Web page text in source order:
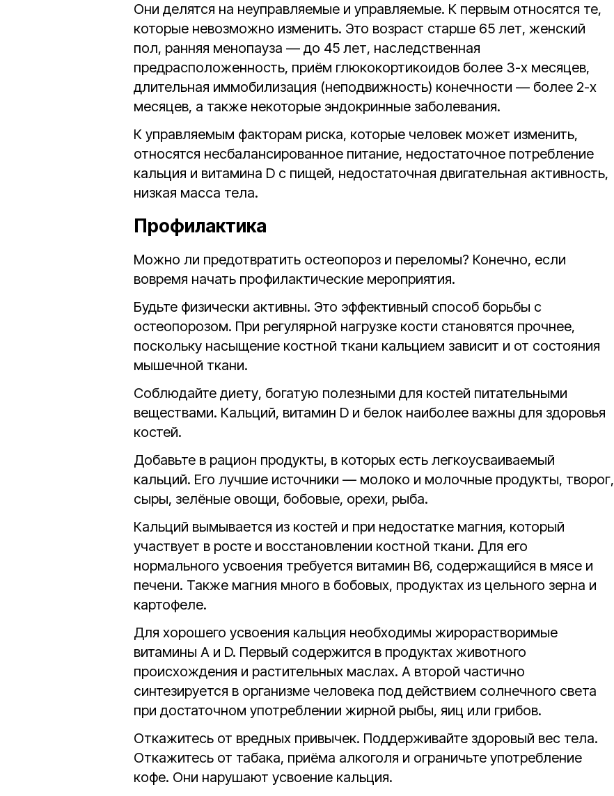
Они делятся на неуправляемые и управляемые. К первым относятся те,
которые невозможно изменить. Это возраст старше 65 лет, женский
пол, ранняя менопауза — до 45 лет, наследственная
предрасположенность, приём глюкокортикоидов более 3-х месяцев,
длительная иммобилизация (неподвижность) конечности — более 2-х
месяцев, а также некоторые эндокринные заболевания.
К управляемым факторам риска, которые человек может изменить,
относятся несбалансированное питание, недостаточное потребление
кальция и витамина D c пищей, недостаточная двигательная активность,
низкая масса тела.
Профилактика
Можно ли предотвратить остеопороз и переломы? Конечно, если
вовремя начать профилактические мероприятия.
Будьте физически активны. Это эффективный способ борьбы с
остеопорозом. При регулярной нагрузке кости становятся прочнее,
поскольку насыщение костной ткани кальцием зависит и от состояния
мышечной ткани.
Соблюдайте диету, богатую полезными для костей питательными
веществами. Кальций, витамин D и белок наиболее важны для здоровья
костей.
Добавьте в рацион продукты, в которых есть легкоусваиваемый
кальций. Его лучшие источники — молоко и молочные продукты, творог,
сыры, зелёные овощи, бобовые, орехи, рыба.
Кальций вымывается из костей и при недостатке магния, который
участвует в росте и восстановлении костной ткани. Для его
нормального усвоения требуется витамин В6, содержащийся в мясе и
печени. Также магния много в бобовых, продуктах из цельного зерна и
картофеле.
Для хорошего усвоения кальция необходимы жирорастворимые
витамины А и D. Первый содержится в продуктах животного
происхождения и растительных маслах. А второй частично
синтезируется в организме человека под действием солнечного света
при достаточном употреблении жирной рыбы, яиц или грибов.
Откажитесь от вредных привычек. Поддерживайте здоровый вес тела.
Откажитесь от табака, приёма алкоголя и ограничьте употребление
кофе. Они нарушают усвоение кальция.